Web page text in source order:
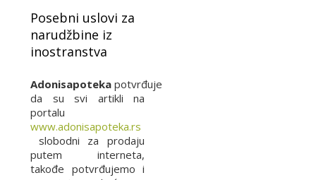
Posebni uslovi za
narudžbine iz
inostranstva
Adonisapoteka potvrđuje
da su svi artikli na
portalu
www.adonisapoteka.rs
slobodni za prodaju
putem interneta,
takođe potvrđujemo i